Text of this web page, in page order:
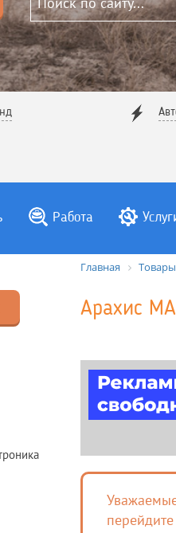
Работа
Главная Товары
Арахис